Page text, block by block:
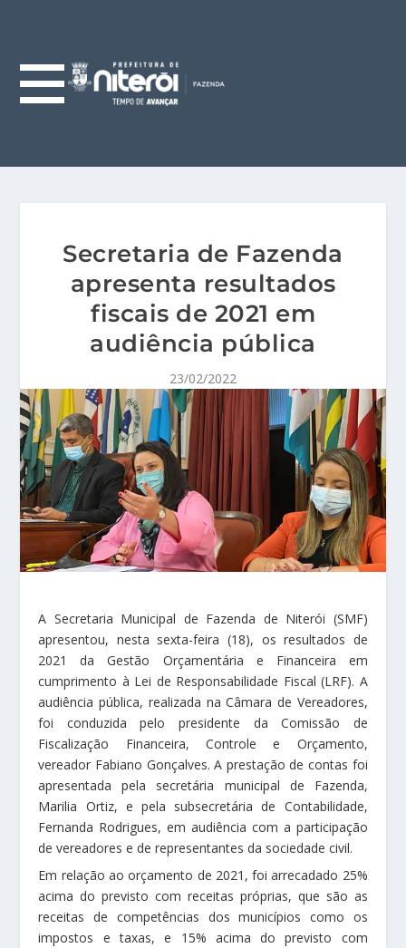
Secretaria de Fazenda
apresenta resultados
fiscais de 2021 em
audiência pública
23/02/2022
A Secretaria Municipal de Fazenda de Niterói (SMF)
apresentou, nesta sexta-feira (18), os resultados de
2021 da Gestão Orçamentária e Financeira em
cumprimento à Lei de Responsabilidade Fiscal (LRF). A
audiência pública, realizada na Câmara de Vereadores,
foi conduzida pelo presidente da Comissão de
Fiscalização Financeira, Controle e Orçamento,
vereador Fabiano Gonçalves. A prestação de contas foi
apresentada pela secretária municipal de Fazenda,
Marilia Ortiz, e pela subsecretária de Contabilidade,
Fernanda Rodrigues, em audiência com a participação
de vereadores e de representantes da sociedade civil.
Em relação ao orçamento de 2021, foi arrecadado 25%
acima do previsto com receitas próprias, que são as
receitas de competências dos municípios como os
impostos e taxas, e 15% acima do previsto com